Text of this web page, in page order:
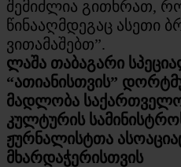
შემიძლია გითხრათ,
წინააღმდეგაც ასეთი
ვითამაშებთ”.
ლაშა თაბაგარი
“ათიანისთვის”
მადლობა
კულტურის
ჟურნალისტთა
მხარდაჭერისთვის